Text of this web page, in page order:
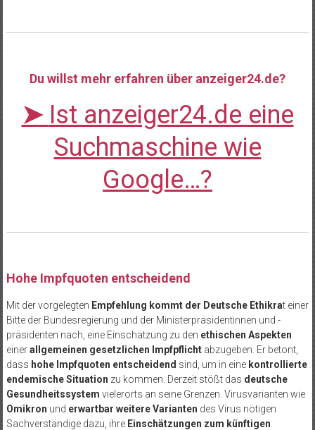
Du willst mehr erfahren über anzeiger24.de?
➤ Ist anzeiger24.de eine
Suchmaschine wie
Google…?
Hohe Impfquoten entscheidend
Mit der vorgelegten Empfehlung kommt der Deutsche Ethikrat einer
Bitte der Bundesregierung und der Ministerpräsidentinnen und -
präsidenten nach, eine Einschätzung zu den ethischen Aspekten
einerallgemeinen gesetzlichen Impfpflichtabzugeben. Er betont,
dass hohe Impfquoten entscheidend sind, um in eine kontrollierte
endemische Situation zu kommen. Derzeit stößt das deutsche
Gesundheitssystem vielerorts an seine Grenzen. Virusvarianten wie
Omikron und erwartbar weitere Varianten des Virus nötigen
Sachverständige dazu, ihre Einschätzungen zum künftigen